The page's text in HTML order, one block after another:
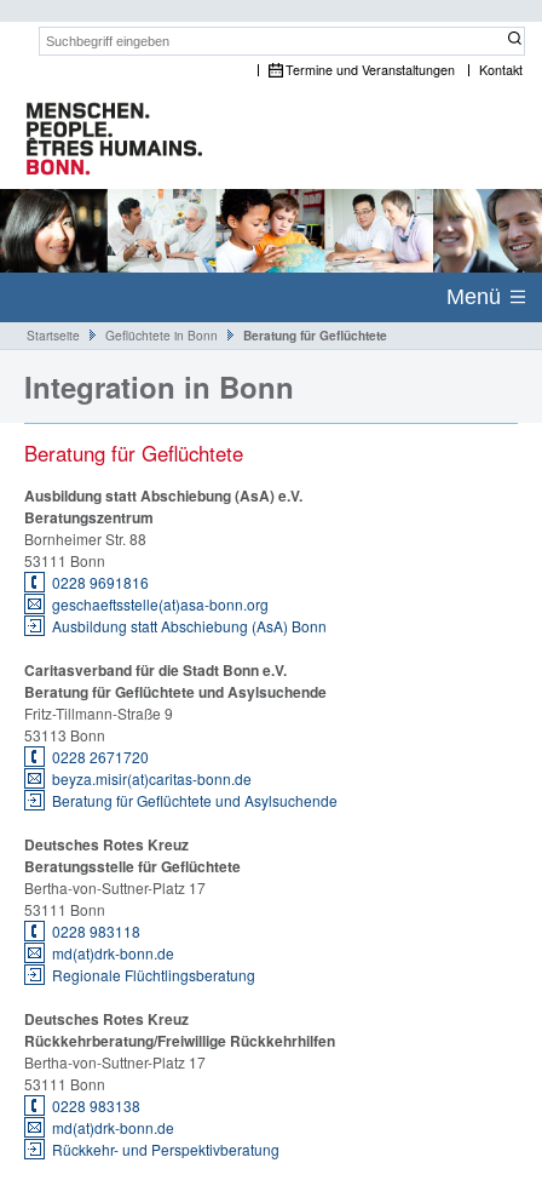
Suchwort:
Termine und Veranstaltungen Kontakt
Menü
Startseite Geflüchtete in Bonn Beratung für Geflüchtete
Integration in Bonn
Beratung für Geflüchtete
Ausbildung statt Abschiebung (AsA) e.V.
Beratungszentrum
Bornheimer Str. 88
53111 Bonn
0228 9691816
geschaeftsstelle(at)asa-bonn.org
Ausbildung statt Abschiebung (AsA) Bonn
Caritasverband für die Stadt Bonn e.V.
Beratung für Geflüchtete und Asylsuchende
Fritz-Tillmann-Straße 9
53113 Bonn
0228 2671720
beyza.misir(at)caritas-bonn.de
Beratung für Geflüchtete und Asylsuchende
Deutsches Rotes Kreuz
Beratungsstelle für Geflüchtete
Bertha-von-Suttner-Platz 17
53111 Bonn
0228 983118
md(at)drk-bonn.de
Regionale Flüchtlingsberatung
Deutsches Rotes Kreuz
Rückkehrberatung/Freiwillige Rückkehrhilfen
Bertha-von-Suttner-Platz 17
53111 Bonn
0228 983138
md(at)drk-bonn.de
Rückkehr- und Perspektivberatung